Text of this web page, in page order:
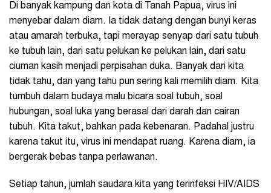
Di banyak kampung dan kota di Tanah Papua, virus ini
menyebar dalam diam. Ia tidak datang dengan bunyi keras
atau amarah terbuka, tapi merayap senyap dari satu tubuh
ke tubuh lain, dari satu pelukan ke pelukan lain, dari satu
ciuman kasih menjadi perpisahan duka. Banyak dari kita
tidak tahu, dan yang tahu pun sering kali memilih diam. Kita
tumbuh dalam budaya malu bicara soal tubuh, soal
hubungan, soal luka yang berasal dari darah dan cairan
tubuh. Kita takut, bahkan pada kebenaran. Padahal justru
karena takut itu, virus ini mendapat ruang. Karena diam, ia
bergerak bebas tanpa perlawanan.
Setiap tahun, jumlah saudara kita yang terinfeksi HIV/AIDS